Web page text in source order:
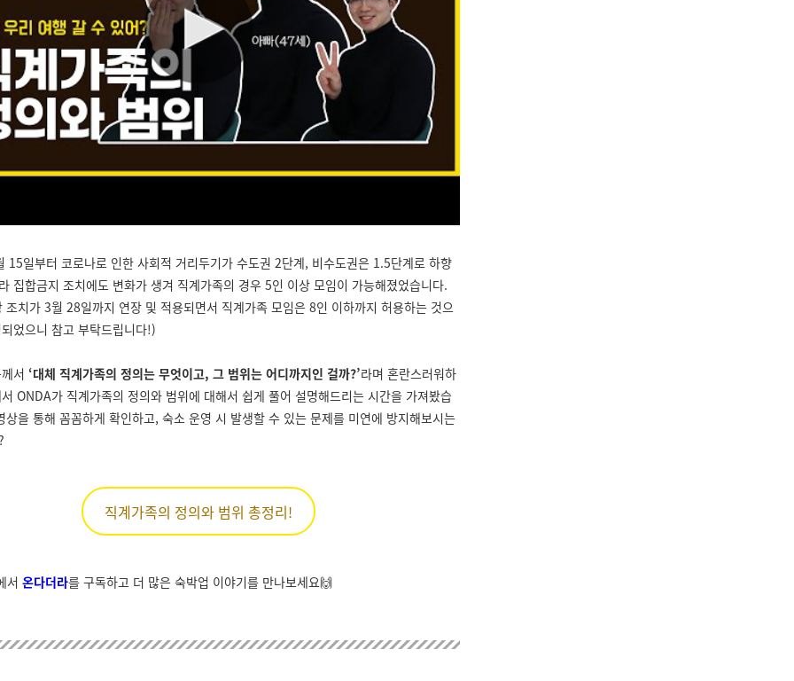
15일부터 코로나로 인한 사회적 거리두기가 수도권 2단계, 비수도권은 1.5단계로 하향
집합금지 조치에도 변화가 생겨 직계가족의 경우 5인 이상 모임이 가능해졌었습니다.
조치가 3월 28일까지 연장 및 적용되면서 직계가족 모임은 8인 이하까지 허용하는 것으
었으니 참고 부탁드립니다!)
서 ‘대체 직계가족의 정의는 무엇이고, 그 범위는 어디까지인 걸까?’라며 혼란스러워하
ONDA가 직계가족의 정의와 범위에 대해서 쉽게 풀어 설명해드리는 시간을 가져봤습
상을 통해 꼼꼼하게 확인하고, 숙소 운영 시 발생할 수 있는 문제를 미연에 방지해보시는
직계가족의 정의와 범위 총정리!
서 온다더라를 구독하고 더 많은 숙박업 이야기를 만나보세요🙌